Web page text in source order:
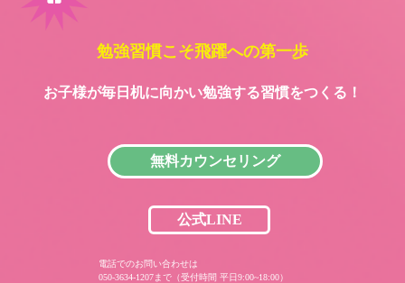
勉強習慣こそ飛躍への第一歩
お子様が毎日机に向かい勉強する習慣をつくる！
無料カウンセリング
公式LINE
電話でのお問い合わせは
050-3634-1207まで（受付時間 平日9:00~18:00）